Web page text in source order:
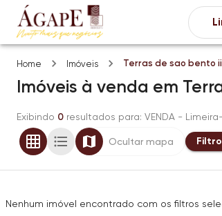
Home Imóveis Terras de sao bento ii
Imóveis à venda em
Exibindo 0 resultados para: VENDA -
Ocultar mapa
Nenhum imóvel encontrado com os filtros